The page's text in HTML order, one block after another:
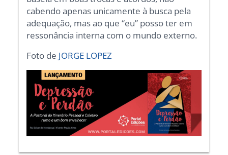
cabendo apenas unicamente à busca pela
adequação, mas ao que “eu” posso ter em
ressonância interna com o mundo externo.
Foto de JORGE LOPEZ